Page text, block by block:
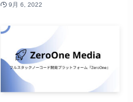
9月 6, 2022